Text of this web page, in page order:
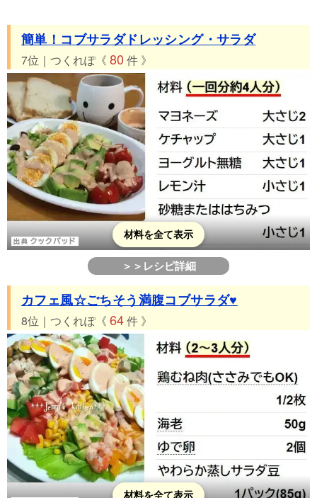
簡単！コブサラダドレッシング・サラダ
7位｜つくれぽ《 80 件 》
材料を全て表示
＞＞レシピ詳細
カフェ風☆ごちそう満腹コブサラダ♥
8位｜つくれぽ《 64件 》
材料を全て表示